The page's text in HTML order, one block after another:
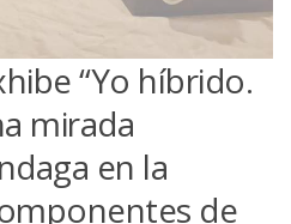
“Yo híbrido.
mirada
en la
de